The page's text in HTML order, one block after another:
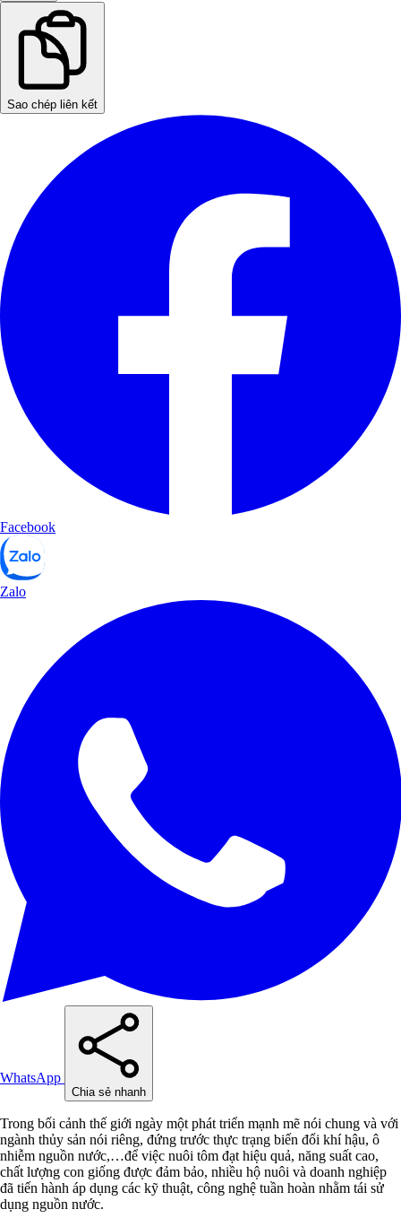
Sao chép liên kết
Facebook
Zalo
WhatsApp
Chia sẻ nhanh
Trong bối cảnh thế giới ngày một phát triển mạnh mẽ nói chung và với
ngành thủy sản nói riêng, đứng trước thực trạng biến đổi khí hậu, ô
nhiễm nguồn nước,…để việc nuôi tôm đạt hiệu quả, năng suất cao,
chất lượng con giống được đảm bảo, nhiều hộ nuôi và doanh nghiệp
đã tiến hành áp dụng các kỹ thuật, công nghệ tuần hoàn nhằm tái sử
dụng nguồn nước.